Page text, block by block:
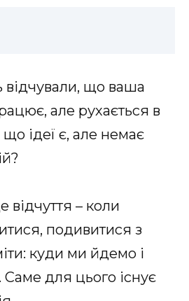
що ваша
але рухається в
ідеї є, але немає
– коли
подивитися з
куди ми йдемо і
для цього існує